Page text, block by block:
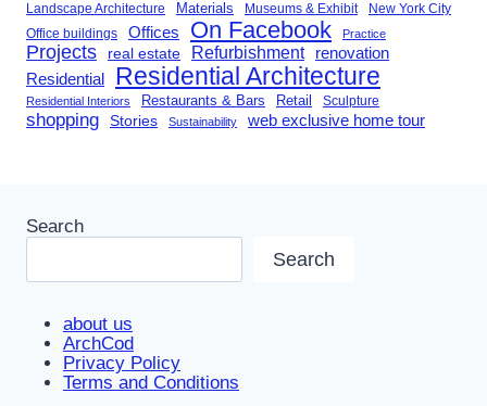
Landscape Architecture Materials Museums & Exhibit New York City
Office buildings Offices On Facebook Practice
Projects real estate Refurbishment renovation
Residential Residential Architecture
Residential Interiors Restaurants & Bars Retail Sculpture
shopping Stories Sustainability web exclusive home tour
Search
Search
about us
ArchCod
Privacy Policy
Terms and Conditions